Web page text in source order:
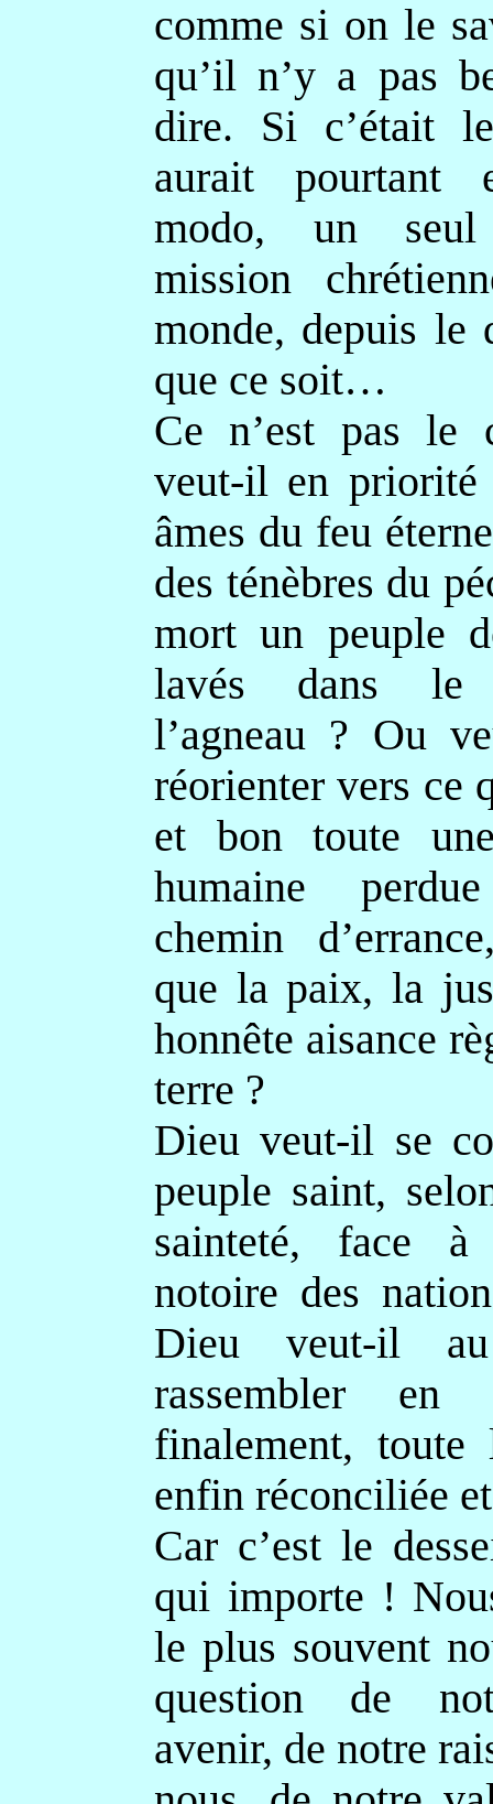
comme si on le
qu’il n’y a pas
dire. Si c’était
aurait pourtant
modo, un
mission
monde, depuis le
que ce soit…
Ce n’est pas le
veut-il en priorité
âmes du feu
des ténèbres du
mort un peuple
lavés dans le
l’agneau ? Ou
réorienter vers ce
et bon toute
humaine
chemin
que la paix, la
honnête aisance
terre ?
Dieu veut-il se
peuple saint,
sainteté, face à
notoire des
Dieu veut-il au
rassembler en
finalement, toute
enfin réconciliée
Car c’est le
qui importe !
le plus souvent
question de
avenir, de notre